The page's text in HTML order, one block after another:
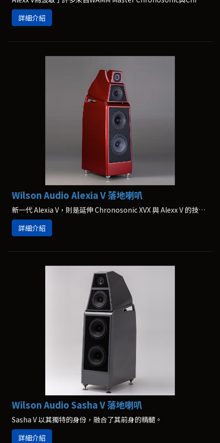
詳細介紹
Wilson Audio Alexia V 落地喇叭
新一代 Alexia V，則是延伸 Chronosonic XVX 與 Alexx V 的技術特點。首先，在喇叭音箱材料部分，大部分使用Wilson Audio 獨家 X-Material，但是在低音與中音音箱頂板，採用了新的 V-Material，強化喇叭箱體的阻尼，並且強化箱內樑柱補強，讓音箱阻尼特性更好，達到同級喇叭的新標準。
詳細介紹
Wilson Audio Sasha V 落地喇叭
Sasha V 以其獨特的身份，融合了其前身的精髓。
詳細介紹